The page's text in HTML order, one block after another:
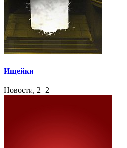
Ищейки
Новости, 2+2